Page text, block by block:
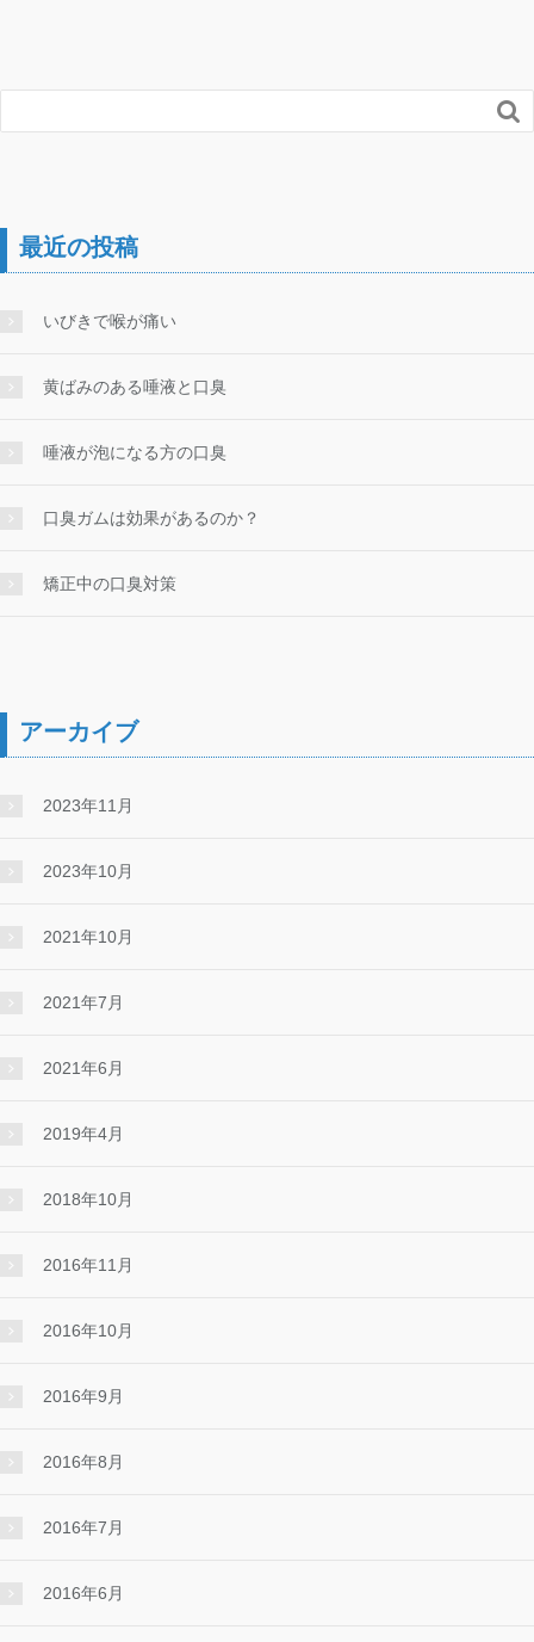

最近の投稿
いびきで喉が痛い
黄ばみのある唾液と口臭
唾液が泡になる方の口臭
口臭ガムは効果があるのか？
矯正中の口臭対策
アーカイブ
2023年11月
2023年10月
2021年10月
2021年7月
2021年6月
2019年4月
2018年10月
2016年11月
2016年10月
2016年9月
2016年8月
2016年7月
2016年6月